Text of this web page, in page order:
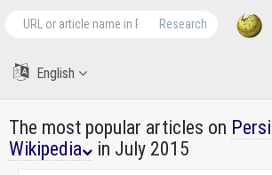
Research
English
The most popular articles on
Wikipedia
in July 2015